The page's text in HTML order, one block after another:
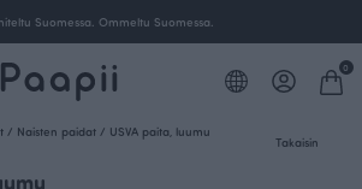
Suomessa. Ommeltu Suomessa.
0
/ Naisten paidat / USVA paita, luumu
Takaisin